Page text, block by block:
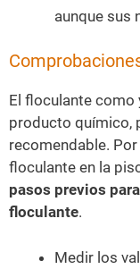
aunque sus
El floculante como
producto químico,
recomendable.
floculante en la
pasos previos
floculante.
Medir los